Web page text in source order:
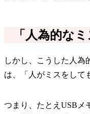
「人為的な
しかし、こうした人為
は、「人がミスをして
つまり、たとえUSBメ